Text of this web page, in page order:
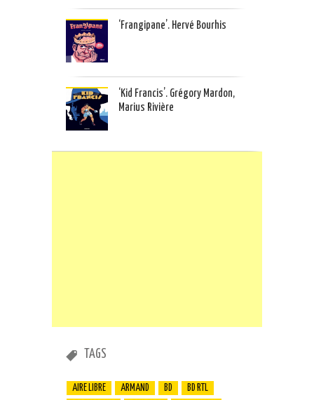
‘Frangipane’. Hervé Bourhis
‘Kid Francis’. Grégory Mardon,
Marius Rivière
TAGS
AIRE LIBRE ARMAND BD
BD RTL